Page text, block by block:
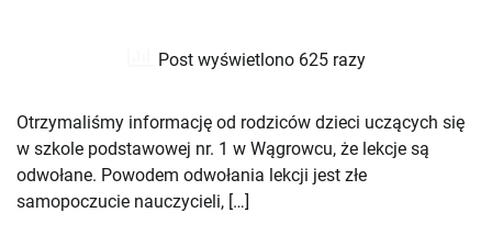
Post wyświetlono 625 razy
Otrzymaliśmy informację od rodziców dzieci uczących się
w szkole podstawowej nr. 1 w Wągrowcu, że lekcje są
odwołane. Powodem odwołania lekcji jest złe
samopoczucie nauczycieli, […]